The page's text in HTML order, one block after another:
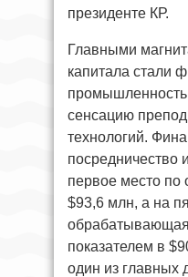
президенте КР.
Главными
капитала стали
сенсацию
технологий.
посредничество
первое место
$93,6 млн, а на
показателем в
один из главных